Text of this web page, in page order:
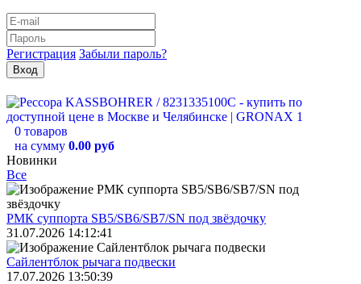
Регистрация Забыли пароль?
0 товаров
на сумму 0.00 руб
Новинки
Все
РМК суппорта SB5/SB6/SB7/SN под звёздочку
31.07.2026 14:12:41
Сайлентблок рычага подвески
17.07.2026 13:50:39